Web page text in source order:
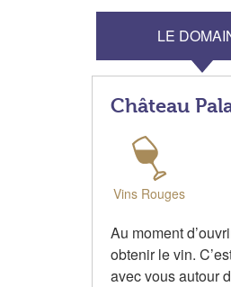
LE
Château
Vins Rouges
Au moment
obtenir le vin.
avec vous autour